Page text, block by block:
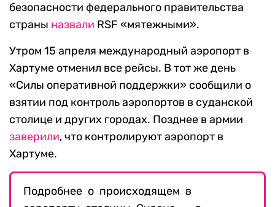
безопасности федерального правительства
страны назвали RSF «мятежными».
Утром 15 апреля международный аэропорт в
Хартуме отменил все рейсы. В тот же день
«Силы оперативной поддержки» сообщили о
взятии под контроль аэропортов в суданской
столице и других городах. Позднее в армии
заверили, что контролируют аэропорт в
Хартуме.
Подробнее о происходящем в